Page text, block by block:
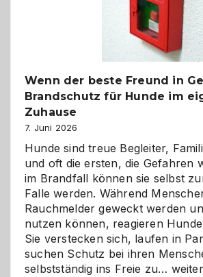
herzlich
gestalten
Wenn der beste Freund in
Brandschutz für Hunde im
Zuhause
7. Juni 2026
Hunde sind treue Begleiter,
und oft die ersten, die Gefahren
im Brandfall können sie selbst
Falle werden. Während
Rauchmelder geweckt werden
nutzen können, reagieren
Sie verstecken sich, laufen in
suchen Schutz bei ihren
selbstständig ins Freie zu… Wenn